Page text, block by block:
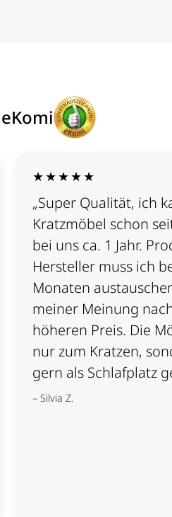
★★★★★
„Super Qualität, ich
Kratzmöbel schon
bei uns ca. 1 Jahr.
Hersteller muss ich
Monaten
meiner Meinung
höheren Preis. Die
nur zum Kratzen,
gern als Schlafplatz
– Silvia Z.